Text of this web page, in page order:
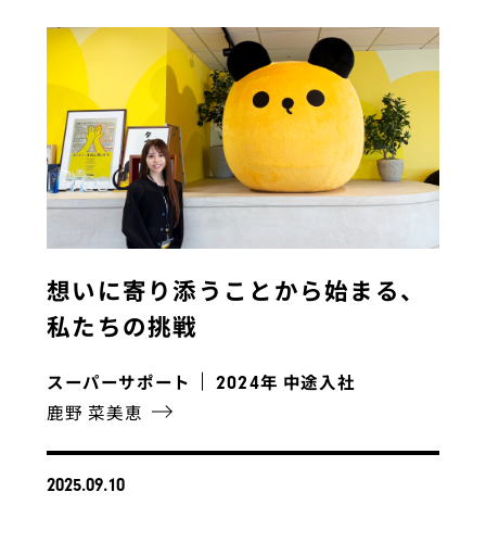
想いに寄り添うことから始まる、
私たちの挑戦
スーパーサポート 2024年 中途入社
鹿野 菜美恵
2025.09.10